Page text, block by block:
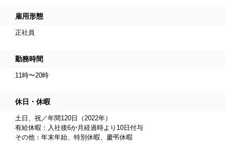
雇用形態
正社員
勤務時間
11時〜20時
休日・休暇
土日、祝／年間120日（2022年）
有給休暇：入社後6か月経過時より10日付与
その他：年末年始、特別休暇、慶弔休暇